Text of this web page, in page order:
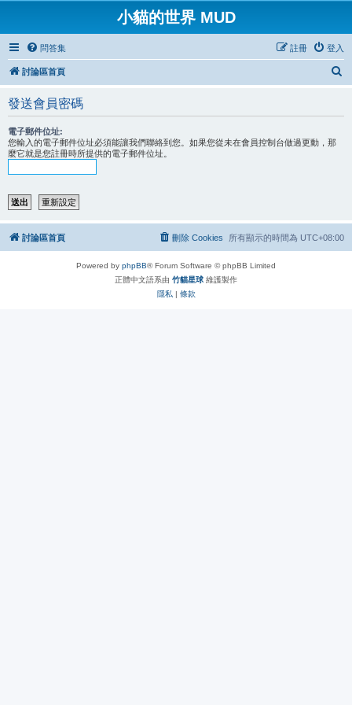
小貓的世界 MUD
問答集 登入
註冊
討論區首頁
發送會員密碼
電子郵件位址:
您輸入的電子郵件位址必須能讓我們聯絡到您。如果您從未在會員控制台做過更動，那
麼它就是您註冊時所提供的電子郵件位址。
討論區首頁 所有顯示的時間為 UTC+08:00
刪除 Cookies
Powered by phpBB® Forum Software © phpBB Limited
正體中文語系由 竹貓星球 維護製作
隱私 | 條款